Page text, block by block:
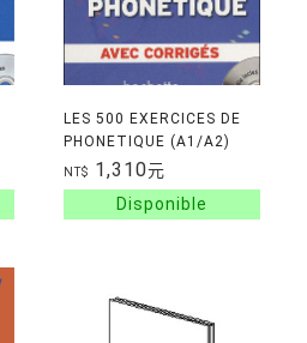
LES 500 EXERCICES DE
PHONETIQUE (A1/A2)
NT$ 1,310元